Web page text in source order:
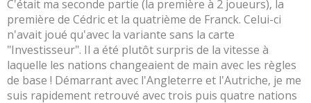
C'était ma seconde partie (la première à 2 joueurs), la
première de Cédric et la quatrième de Franck. Celui-ci
n'avait joué qu'avec la variante sans la carte
"Investisseur". Il a été plutôt surpris de la vitesse à
laquelle les nations changeaient de main avec les règles
de base ! Démarrant avec l'Angleterre et l'Autriche, je me
suis rapidement retrouvé avec trois puis quatre nations